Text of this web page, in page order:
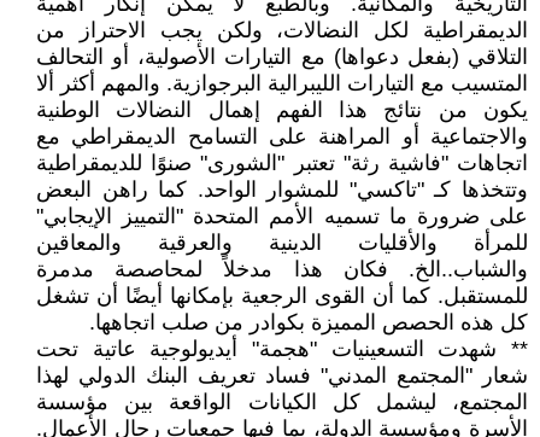
الديمقراطية لكل النضالات، ولكن يجب الاحتراز من
التلاقي (بفعل دعواها) مع التيارات الأصولية، أو التحالف
المتسيب مع التيارات الليبرالية البرجوازية. والمهم أكثر ألا
يكون من نتائج هذا الفهم إهمال النضالات الوطنية
والاجتماعية أو المراهنة على التسامح الديمقراطي مع
اتجاهات "فاشية رثة" تعتبر "الشورى" صنوًا للديمقراطية
وتتخذها كـ "تاكسي" للمشوار الواحد. كما راهن البعض
على ضرورة ما تسميه الأمم المتحدة "التمييز الإيجابي"
للمرأة والأقليات الدينية والعرقية والمعاقين
والشباب..الخ. فكان هذا مدخلاً لمحاصصة مدمرة
للمستقبل. كما أن القوى الرجعية بإمكانها أيضًا أن تشغل
كل هذه الحصص المميزة بكوادر من صلب اتجاهها.
** شهدت التسعينيات "هجمة" أيديولوجية عاتية تحت
شعار "المجتمع المدني" فساد تعريف البنك الدولي لهذا
المجتمع، ليشمل كل الكيانات الواقعة بين مؤسسة
الأسرة ومؤسسة الدولة، بما فيها جمعيات رجال الأعمال.